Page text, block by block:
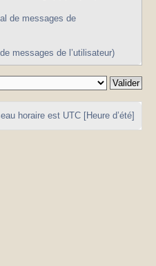
de messages de
messages de l’utilisateur)
horaire est UTC [Heure d’été]